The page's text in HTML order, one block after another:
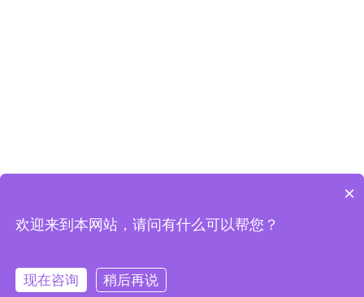
×
欢迎来到本网站，请问有什么可以帮您？
现在咨询 稍后再说